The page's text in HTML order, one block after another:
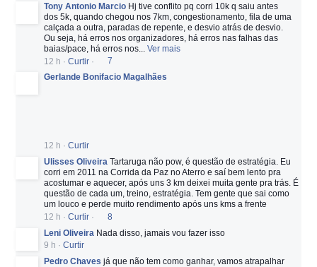
Tony Antonio Marcio Hj tive conflito pq corri 10k q saiu antes
dos 5k, quando chegou nos 7km, congestionamento, fila de uma
calçada a outra, paradas de repente, e desvio atrás de desvio.
Ou seja, há erros nos organizadores, há erros nas falhas das
baias/pace, há erros nos... Ver mais
12 h · Curtir ·
7
Gerlande Bonifacio Magalhães
12 h · Curtir
Ulisses Oliveira Tartaruga não pow, é questão de estratégia. Eu
corri em 2011 na Corrida da Paz no Aterro e saí bem lento pra
acostumar e aquecer, após uns 3 km deixei muita gente pra trás. É
questão de cada um, treino, estratégia. Tem gente que sai como
um louco e perde muito rendimento após uns kms a frente
12 h · Curtir ·
8
Leni Oliveira Nada disso, jamais vou fazer isso
9 h · Curtir
Pedro Chaves já que não tem como ganhar, vamos atrapalhar